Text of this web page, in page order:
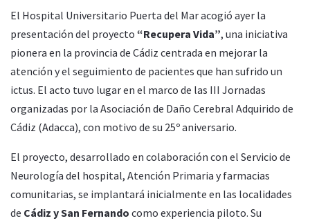
El Hospital Universitario Puerta del Mar acogió ayer la
presentación del proyecto “Recupera Vida”, una iniciativa
pionera en la provincia de Cádiz centrada en mejorar la
atención y el seguimiento de pacientes que han sufrido un
ictus. El acto tuvo lugar en el marco de las III Jornadas
organizadas por la Asociación de Daño Cerebral Adquirido de
Cádiz (Adacca), con motivo de su 25º aniversario.
El proyecto, desarrollado en colaboración con el Servicio de
Neurología del hospital, Atención Primaria y farmacias
comunitarias, se implantará inicialmente en las localidades
de Cádiz y San Fernando como experiencia piloto. Su